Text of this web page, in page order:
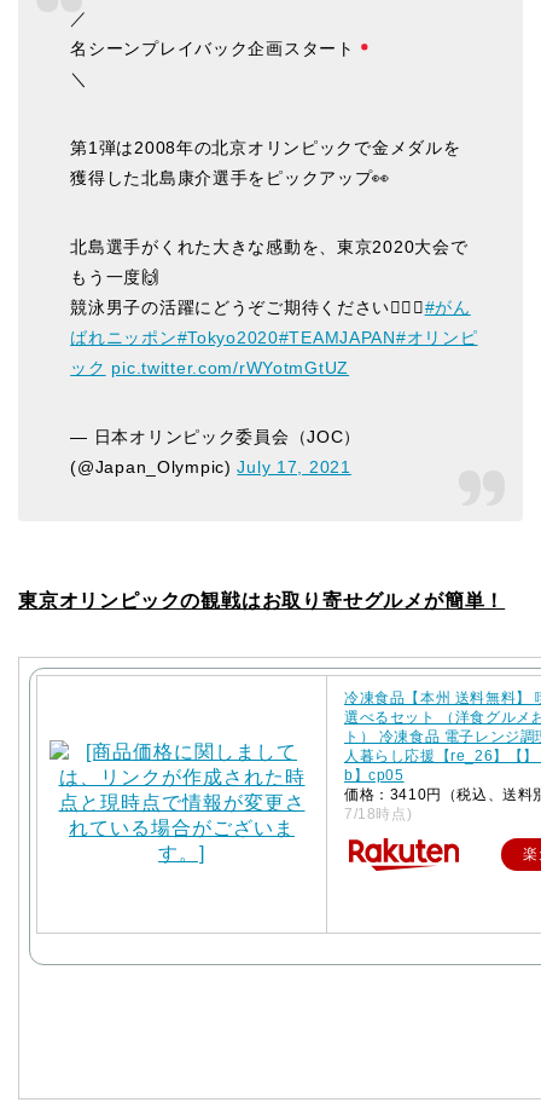
／
名シーンプレイバック企画スタート
＼
第1弾は2008年の北京オリンピックで金メダルを
獲得した北島康介選手をピックアップ👀
北島選手がくれた大きな感動を、東京2020大会で
もう一度🙌
競泳男子の活躍にどうぞご期待ください🏊‍♂️✨#がん
ばれニッポン#Tokyo2020#TEAMJAPAN#オリンピ
ック pic.twitter.com/rWYotmGtUZ
— 日本オリンピック委員会（JOC）
(@Japan_Olympic)July 17, 2021
東京オリンピックの観戦はお取り寄せグルメが簡単！
冷凍食品【本州 送料無料】
選べるセット （洋食グルメ
ト） 冷凍食品 電子レンジ調
人暮らし応援【re_26】【
b】cp05
価格：3410円（税込、送料
7/18時点)